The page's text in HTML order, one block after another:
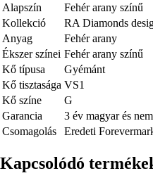
Alapszín
Fehér arany színű
Kollekció
RA Diamonds
Anyag
Fehér arany
Ékszer színei Fehér arany színű
Kő típusa
Gyémánt
Kő tisztasága VS1
Kő színe
G
Garancia
3 év magyar és
Csomagolás
Eredeti
Kapcsolódó